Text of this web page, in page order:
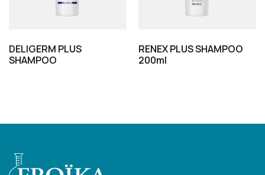
DELIGERM PLUS
SHAMPOO
RENEX PLUS SHAMPOO
200ml